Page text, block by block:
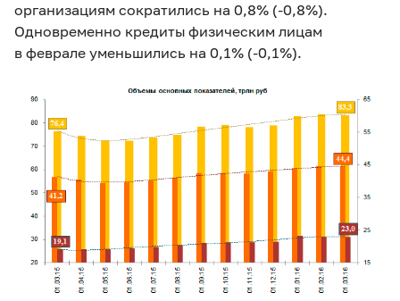
организациям сократились на 0,8% (-0,8%).
Одновременно кредиты физическим лицам
в феврале уменьшились на 0,1% (-0,1%).